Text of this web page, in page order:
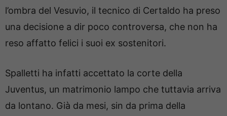
l’ombra del Vesuvio, il tecnico di Certaldo ha preso
una decisione a dir poco controversa, che non ha
reso affatto felici i suoi ex sostenitori.
Spalletti ha infatti accettato la corte della
Juventus, un matrimonio lampo che tuttavia arriva
da lontano. Già da mesi, sin da prima della